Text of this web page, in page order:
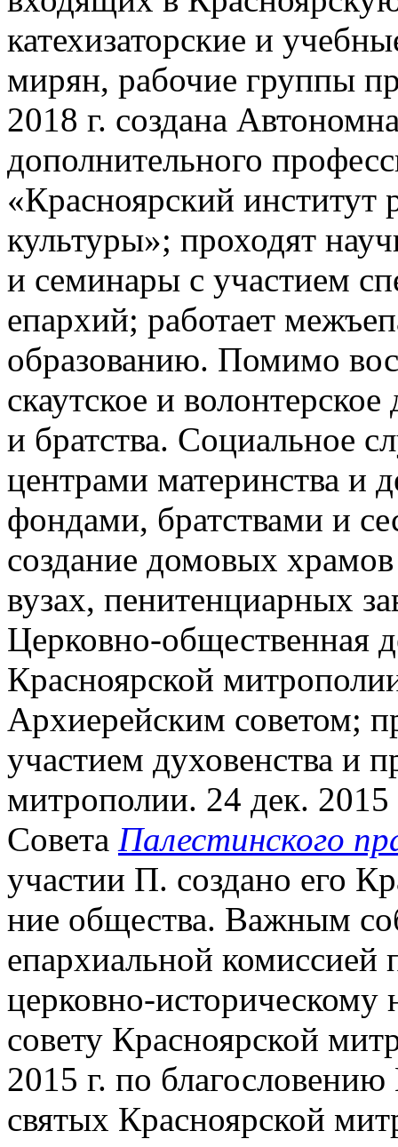
катехизаторские и
мирян, рабочие группы
2018 г. создана
дополнительного
«Красноярский институт
культуры»; проходят
и семинары с участием
епархий; работает
образованию. Помимо
скаутское и
и братства. Социальное
центрами материнства и
фондами, братствами и
создание домовых
вузах, пенитенциарных
Церковно-общественная
Красноярской
Архиерейским советом;
участием духовенства и
митрополии. 24 дек.
Совета Палестинского
участии П. создано его
ние общества. Важным
епархиальной комиссией
церковно-
совету Красноярской
2015 г. по
святых Красноярской